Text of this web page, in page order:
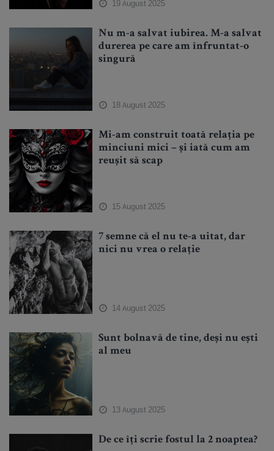
19 August 2025
Nu m-a salvat iubirea. M-a salvat
durerea pe care am înfruntat-o
singură
18 August 2025
Mi-am construit toată relația pe
minciuni mici – și iată cum am
reușit să scap
15 August 2025
7 semne că el nu te-a uitat, dar
nici nu vrea o relație
14 August 2025
Sunt bolnavă de tine, deși nu ești
al meu
13 August 2025
De ce îți scrie fostul la 2 noaptea?